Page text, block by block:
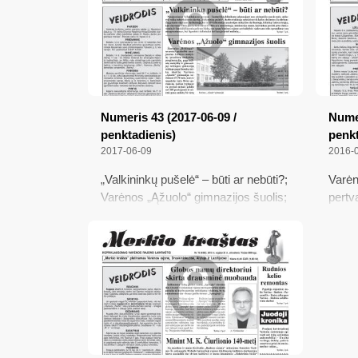
osios
Numeris 43 (2017-06-09 /
penktadienis)
2017-06-09
„Valkininkų pušelė“ – būti ar nebūti?;
Varėnos „Ąžuolo“ gimnazijos šuolis;
talentai ir jų mokytojai; Laukia
šviežių bulvių
2016-